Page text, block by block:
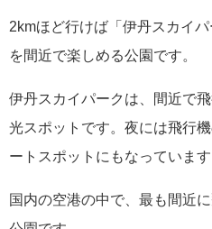
2kmほど行けば「伊丹スカイ
を間近で楽しめる公園です。
伊丹スカイパークは、間近で
光スポットです。夜には飛行
ートスポットにもなっています
国内の空港の中で、最も間近